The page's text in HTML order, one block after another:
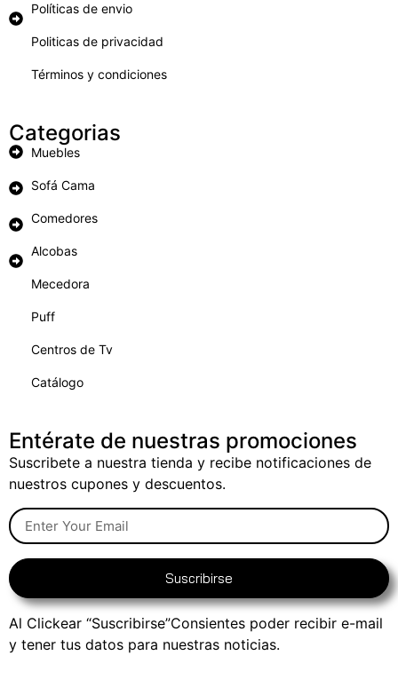
Políticas de envio
Politicas de privacidad
Términos y condiciones
Categorias
Muebles
Sofá Cama
Comedores
Alcobas
Mecedora
Puff
Centros de Tv
Catálogo
Entérate de nuestras promociones
Suscribete a nuestra tienda y recibe notificaciones de
nuestros cupones y descuentos.
Suscribirse
Al Clickear “Suscribirse”Consientes poder recibir e-mail
y tener tus datos para nuestras noticias.